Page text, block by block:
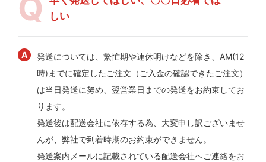
しい
発送については、繁忙期や連休明けなどを除き、AM(12
時)までに確定したご注文（ご入金の確認できたご注文）
は当日発送に努め、翌営業日までの発送をお約束してお
ります。
発送後は配送会社に依存する為、大変申し訳ございませ
んが、弊社で到着時期のお約束ができません。
発送案内メールに記載されている配送会社へご連絡をお